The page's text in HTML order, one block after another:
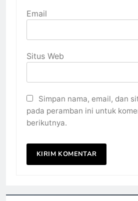
Email
Situs Web
Simpan nama, email, dan
pada peramban ini untuk
berikutnya.